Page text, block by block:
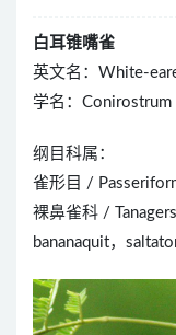
白耳锥嘴雀
英文名：White-
学名：Conirostrum
纲目科属：
雀形目 /
裸鼻雀科 /
bananaquit，